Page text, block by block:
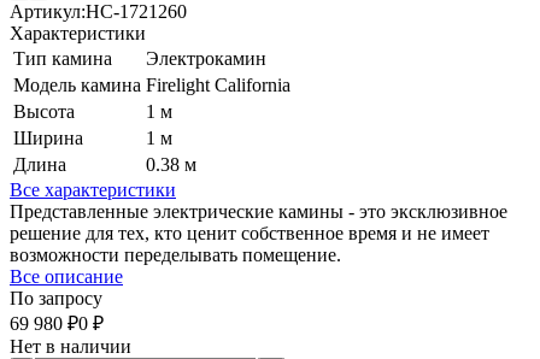
Артикул:НС-1721260
Характеристики
Тип камина
Электрокамин
Модель камина Firelight California
Высота
1 м
Ширина
1 м
Длина
0.38 м
Все характеристики
Представленные электрические камины - это эксклюзивное
решение для тех, кто ценит собственное время и не имеет
возможности переделывать помещение.
Все описание
По запросу
69 980 ₽0 ₽
Нет в наличии